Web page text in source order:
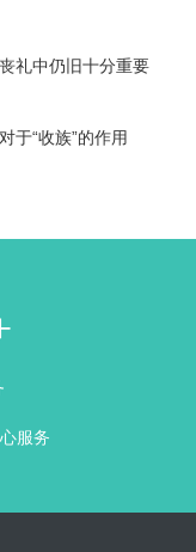
礼中仍旧十分重要
于“收族”的作用
服务